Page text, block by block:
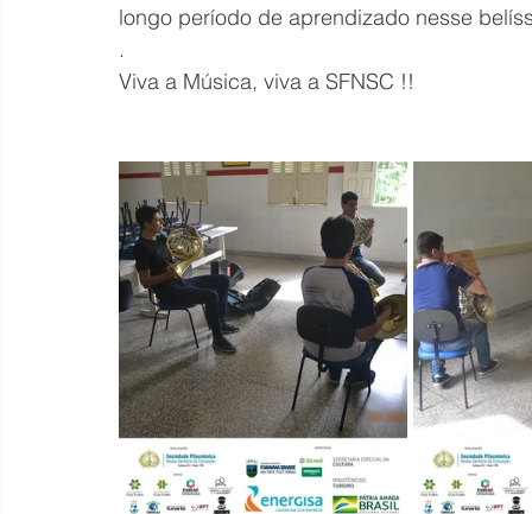
longo período de aprendizado nesse
.
Viva a Música, viva a SFNSC !!